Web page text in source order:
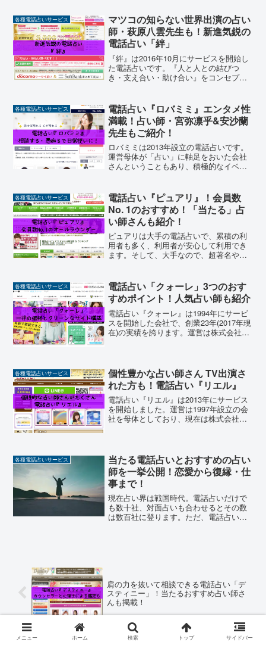
各種電話占いサービス
マツコの知らない世界出演の占い
師・萩原八雲先生も！新進気鋭の
電話占い「絆」
『絆』は2016年10月にサービスを開始し
た電話占いです。『人と人との結びつ
き・支え合い・助け合い』をコンセプト
スで、心を通じ人を元気にしていくこと
を掲げています。そん...
各種電話占いサービス
電話占い『ロバミミ』エンタメ性
満載！占い師・宮弥凛乎&安沙蘭
先生もご紹介！
ロバミミは2013年設立の電話占いです。
運営母体が「占い」に軸足をおいた会社
さんということもあり、積極的なイベン
バシーマークを取得し、個人情報の運用
もバッチリ。そんな『...
各種電話占いサービス
電話占い『ピュアリ』！会員数
No. 1のおすすめ！「当たる」占
い師さんも紹介！
ピュアリは大手の電話占いで、累積の利
用者も多く、利用者が安心して利用でき
ます。そして、大手なので、超著名や腕
どです。今回は、そんな電話占いの『ピ
ュアリ』についての紹介と...
各種電話占いサービス
電話占い「クォーレ」3つのおす
すめポイント！人気占い師も紹介
電話占い『クォーレ』は1994年にサービ
スを開始した会社で、創業23年(2017年現
在)の実績を誇ります。運営は株式会社ク
り、その経営...
各種電話占いサービス
個性豊かな占い師さん TV出演さ
れた方も！電話占い『リエル』
電話占い『リエル』は2013年にサービス
を開始しました。運営は1997年設立の会
社を母体としており、現在は株式会社メ
た電話占いが『リ...
各種電話占いサービス
当たる電話占いとおすすめの占い
師を一挙公開！恋愛から復縁・仕
事まで！
現在占い界は戦国時代。電話占いだけで
も数十社、対面占いも合わせるとその数
は数百社に登ります。ただ、電話占いに
肩の力を抜いて相談できる電話占い「デ
スティニー」！当たるおすすめ占い師さ
んも掲載！
メニュー ホーム 検索 トップ サイドバー